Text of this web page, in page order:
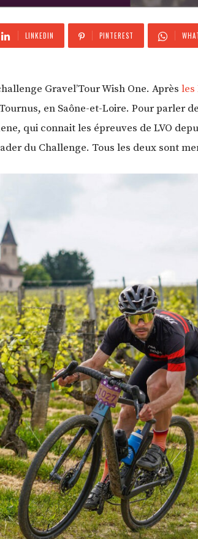
LINKEDIN PINTEREST
Gravel’Tour Wish One. Après les
en Saône-et-Loire. Pour parler
qui connait les épreuves de LVO
du Challenge. Tous les deux sont